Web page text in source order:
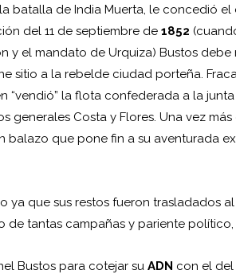
batalla de India Muerta, le concedió
del 11 de septiembre de 1852
y el mandato de Urquiza) Bustos
sitio a la rebelde ciudad porteña.
la flota confederada a la
generales Costa y Flores. Una vez
balazo que pone fin a su aventurada
ya que sus restos fueron trasladados al
tantas campañas y pariente político,
Bustos para cotejar su ADN con el